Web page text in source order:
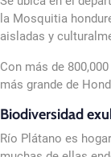
la Mosquitia
aisladas y
Con más de
más grande de
Biodiversidad
Río Plátano es